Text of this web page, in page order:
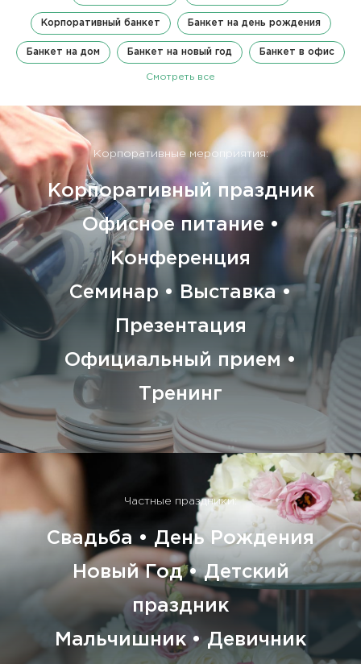
Корпоративный банкет Банкет на день рождения
Банкет на дом Банкет на новый год Банкет в офис
Смотреть все
Корпоративные мероприятия:
Корпоративный праздник
Офисное питание •
Конференция
Семинар • Выставка •
Презентация
Официальный прием •
Тренинг
Частные праздники:
Свадьба • День Рождения
Новый Год • Детский
праздник
Мальчишник • Девичник